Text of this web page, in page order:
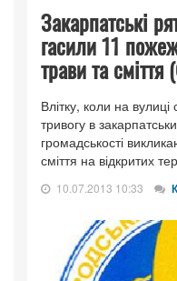
Закарпатські
гасили 11
трави та
Влітку, коли на
тривогу в
громадськості
сміття на відкритих
10.07.2013 10:33